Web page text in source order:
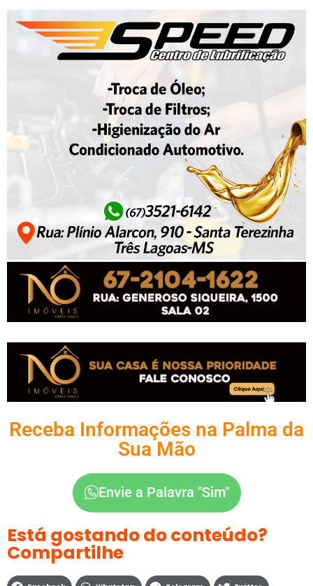
Receba Informações na Palma da
Sua Mão
Envie a Palavra "Sim"
Está gostando do conteúdo?
Compartilhe